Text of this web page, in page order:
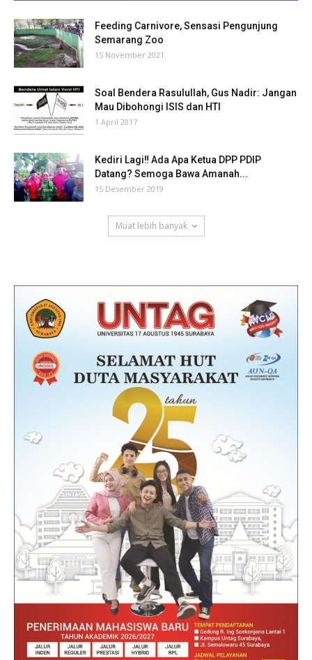
Feeding Carnivore, Sensasi Pengunjung
Semarang Zoo
15 November 2021
Soal Bendera Rasulullah, Gus Nadir: Jangan
Mau Dibohongi ISIS dan HTI
1 April 2017
Kediri Lagi‼ Ada Apa Ketua DPP PDIP
Datang? Semoga Bawa Amanah...
15 Desember 2019
Muat lebih banyak